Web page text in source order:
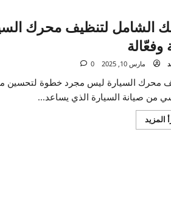
في
رمضان
بأمان
–
إرشادات
للسائقين
الشامل لتنظيف محرك
مارس 10, 2025
السيارة ليس مجرد خطوة لتحسين
صيانة السيارة الذي يساعد...